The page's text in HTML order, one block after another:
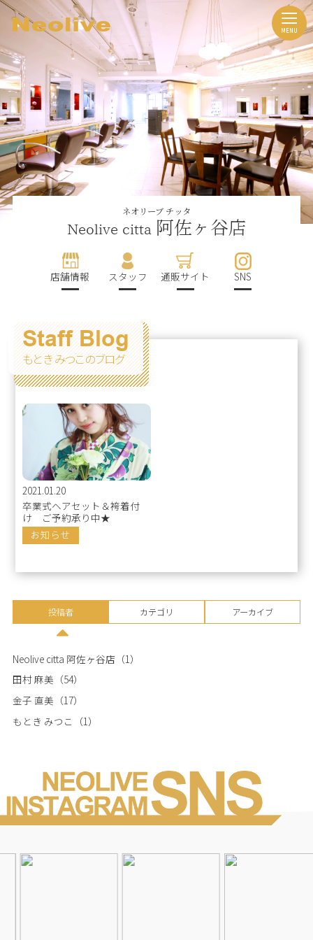
ネオリーブ チッタ
Neolive citta 阿佐ヶ谷店
店舗情報 スタッフ 通販サイト SNS
Staff Blog
もとき みつこのブログ
2021.01.20
卒業式ヘアセット＆袴着付
け ご予約承り中★
お知らせ
投稿者 カテゴリ アーカイブ
Neolive citta 阿佐ヶ谷店 （1）
田村 麻美 （54）
金子 直美 （17）
もとき みつこ
（1）